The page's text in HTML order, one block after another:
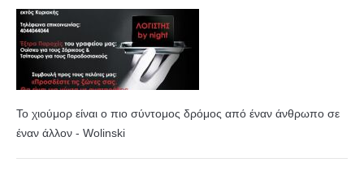
Το χιούμορ είναι ο πιο σύντομος δρόμος από έναν άνθρωπο σε
έναν άλλον - Wolinski